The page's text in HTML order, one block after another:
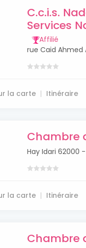
C.c.i.s.
Services
Affilié
rue Caid Ahmed
la carte Itinéraire
Chambre
Hay Idari 62000 -
la carte Itinéraire
Chambre